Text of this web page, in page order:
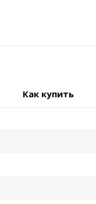
Как купить